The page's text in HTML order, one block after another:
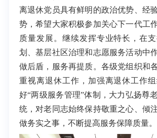
离退休党员具有鲜明的政治优势、经
势，希望大家积极参加关心下一代工
质量发展。继续发挥专业特长，在
划、基层社区治理和志愿服务活动中
做后盾，服务再提质。各级党组织和
重视离退休工作，加强离退休工作
好“两级服务管理”体制，大力弘扬尊
统，对老同志始终保持敬重之心、倾
做务实之事，不断提高服务保障质量。